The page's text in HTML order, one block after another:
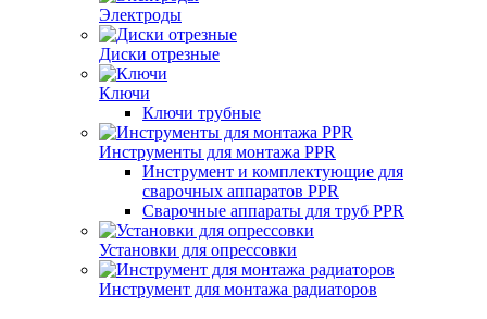
Электроды
Диски отрезные
Ключи
Ключи трубные
Инструменты для монтажа PPR
Инструмент и комплектующие для
сварочных аппаратов PPR
Сварочные аппараты для труб PPR
Установки для опрессовки
Инструмент для монтажа радиаторов